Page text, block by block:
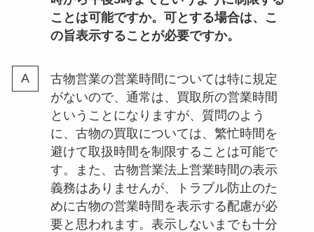
ことは可能ですか。可とする場合は、こ
の旨表示することが必要ですか。
古物営業の営業時間については特に規定
がないので、通常は、買取所の営業時間
ということになりますが、質問のよう
に、古物の買取については、繁忙時間を
避けて取扱時間を制限することは可能で
す。また、古物営業法上営業時間の表示
義務はありませんが、トラブル防止のた
めに古物の営業時間を表示する配慮が必
要と思われます。表示しないまでも十分